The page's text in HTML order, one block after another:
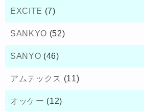
EXCITE (7)
SANKYO (52)
SANYO (46)
アムテックス (11)
オッケー (12)